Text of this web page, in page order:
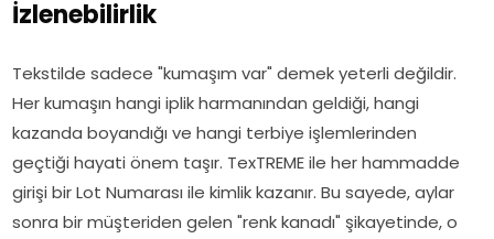
İzlenebilirlik
Tekstilde sadece "kumaşım var" demek yeterli değildir.
Her kumaşın hangi iplik harmanından geldiği, hangi
kazanda boyandığı ve hangi terbiye işlemlerinden
geçtiği hayati önem taşır. TexTREME ile her hammadde
girişi bir Lot Numarası ile kimlik kazanır. Bu sayede, aylar
sonra bir müşteriden gelen "renk kanadı" şikayetinde, o